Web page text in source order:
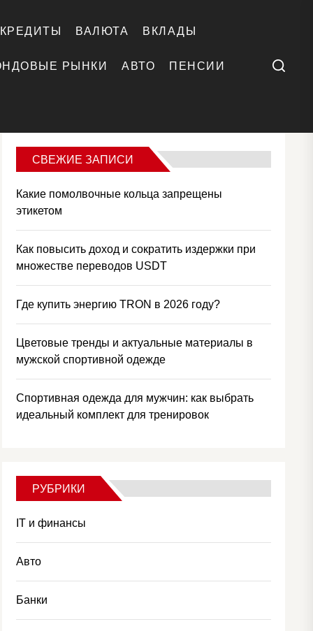
КРЕДИТЫ ВАЛЮТА ВКЛАДЫ
РЫНКИ АВТО ПЕНСИИ Поиск
СВЕЖИЕ ЗАПИСИ
Какие помолвочные кольца запрещены
этикетом
Как повысить доход и сократить издержки при
множестве переводов USDT
Где купить энергию TRON в 2026 году?
Цветовые тренды и актуальные материалы в
мужской спортивной одежде
Спортивная одежда для мужчин: как выбрать
идеальный комплект для тренировок
РУБРИКИ
IT и финансы
Авто
Банки